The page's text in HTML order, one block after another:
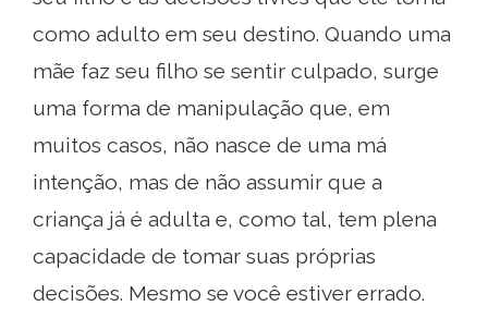
como adulto em seu destino. Quando uma
mãe faz seu filho se sentir culpado, surge
uma forma de manipulação que, em
muitos casos, não nasce de uma má
intenção, mas de não assumir que a
criança já é adulta e, como tal, tem plena
capacidade de tomar suas próprias
decisões. Mesmo se você estiver errado.